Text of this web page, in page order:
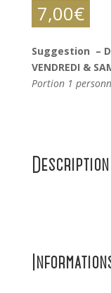
7,00€
Suggestion –
VENDREDI &
Portion 1
Description